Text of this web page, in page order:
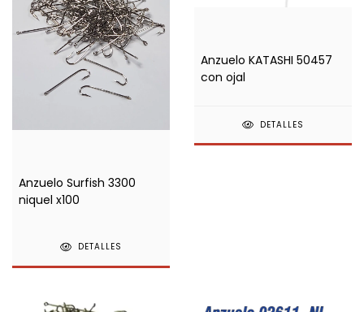
Anzuelo Surfish 3300
niquel x100
DETALLES
Anzuelo KATASHI 50457
con ojal
DETALLES